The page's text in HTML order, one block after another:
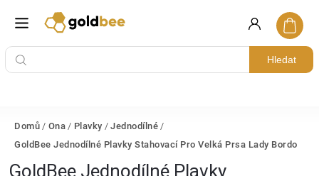
Hledat
Domů / Ona / Plavky / Jednodílné /
GoldBee Jednodílné Plavky Stahovací Pro Velká Prsa Lady Bordo
GoldBee Jednodílné Plavky